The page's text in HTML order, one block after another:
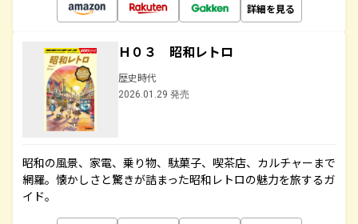
詳細を見る
Ｈ０３ 昭和レトロ
歴史時代
2026.01.29 発売
昭和の風景、家電、乗り物、駄菓子、喫茶店、カルチャーまで
網羅。懐かしさと驚きが詰まった昭和レトロの魅力を旅するガ
イド。